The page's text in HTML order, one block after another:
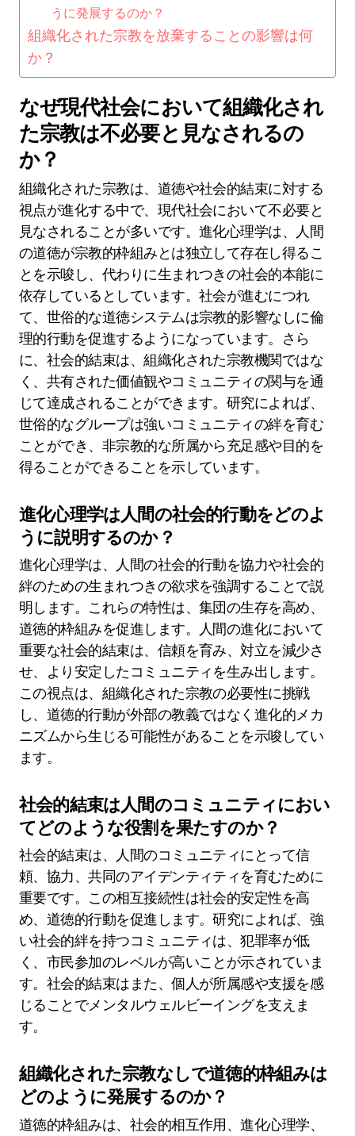
うに発展するのか？
組織化された宗教を放棄することの影響は何
か？
なぜ現代社会において組織化され
た宗教は不必要と見なされるの
か？
組織化された宗教は、道徳や社会的結束に対する
視点が進化する中で、現代社会において不必要と
見なされることが多いです。進化心理学は、人間
の道徳が宗教的枠組みとは独立して存在し得るこ
とを示唆し、代わりに生まれつきの社会的本能に
依存しているとしています。社会が進むにつれ
て、世俗的な道徳システムは宗教的影響なしに倫
理的行動を促進するようになっています。さら
に、社会的結束は、組織化された宗教機関ではな
く、共有された価値観やコミュニティの関与を通
じて達成されることができます。研究によれば、
世俗的なグループは強いコミュニティの絆を育む
ことができ、非宗教的な所属から充足感や目的を
得ることができることを示しています。
進化心理学は人間の社会的行動をどのよ
うに説明するのか？
進化心理学は、人間の社会的行動を協力や社会的
絆のための生まれつきの欲求を強調することで説
明します。これらの特性は、集団の生存を高め、
道徳的枠組みを促進します。人間の進化において
重要な社会的結束は、信頼を育み、対立を減少さ
せ、より安定したコミュニティを生み出します。
この視点は、組織化された宗教の必要性に挑戦
し、道徳的行動が外部の教義ではなく進化的メカ
ニズムから生じる可能性があることを示唆してい
ます。
社会的結束は人間のコミュニティにおい
てどのような役割を果たすのか？
社会的結束は、人間のコミュニティにとって信
頼、協力、共同のアイデンティティを育むために
重要です。この相互接続性は社会的安定性を高
め、道徳的行動を促進します。研究によれば、強
い社会的絆を持つコミュニティは、犯罪率が低
く、市民参加のレベルが高いことが示されていま
す。社会的結束はまた、個人が所属感や支援を感
じることでメンタルウェルビーイングを支えま
す。
組織化された宗教なしで道徳的枠組みは
どのように発展するのか？
道徳的枠組みは、社会的相互作用、進化心理学、